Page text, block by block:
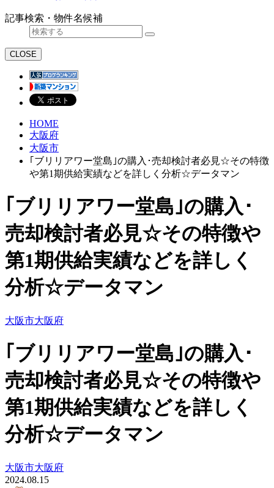
記事検索・物件名候補
CLOSE
HOME
大阪府
大阪市
｢ブリリアワー堂島｣の購入･売却検討者必見☆その特徴
や第1期供給実績などを詳しく分析☆データマン
｢ブリリアワー堂島｣の購入･
売却検討者必見☆その特徴や
第1期供給実績などを詳しく
分析☆データマン
大阪市大阪府
｢ブリリアワー堂島｣の購入･
売却検討者必見☆その特徴や
第1期供給実績などを詳しく
分析☆データマン
大阪市大阪府
2024.08.15